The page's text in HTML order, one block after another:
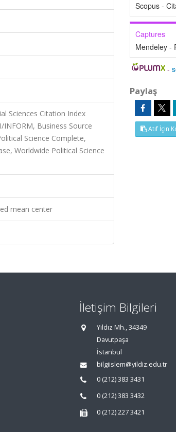
Sciences Citation Index
Business Source
Science Complete,
Worldwide Political Science
mean center
Scopus -
Captures
Mendeley -
-
Paylaş
Atıf İçin
İletişim Bilgileri
Yıldız Mh., 34349
Davutpaşa
İstanbul
bilgiislem@yildiz.edu.tr
0 (212) 383 3431
0 (212) 383 3432
0 (212) 227 3421